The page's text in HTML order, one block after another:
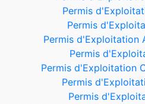
Permis
Permis
Permis d'Exploitation
Permis
Permis d'Exploitation
Permis
Permis